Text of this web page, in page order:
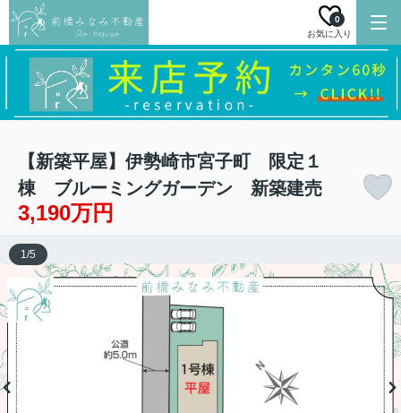
お気に入り
0
【新築平屋】伊勢崎市宮子町 限定１
棟 ブルーミングガーデン 新築建売
3,190万円
1/5